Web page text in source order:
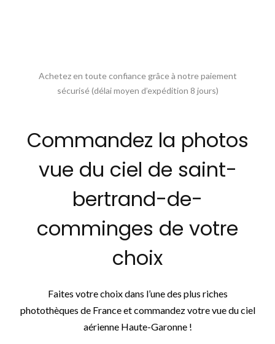
Achetez en toute confiance grâce à notre paiement
sécurisé (délai moyen d’expédition 8 jours)
Commandez la photos
vue du ciel de saint-
bertrand-de-
comminges de votre
choix
Faites votre choix dans l’une des plus riches
photothèques de France et commandez votre vue du ciel
aérienne Haute-Garonne !